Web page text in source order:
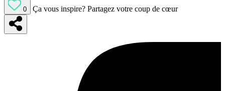
0 Ça vous inspire? Partagez votre coup de cœur